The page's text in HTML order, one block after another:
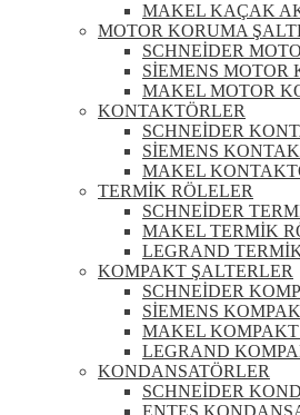
MAKEL KAÇAK
MOTOR KORUMA
SCHNEİDER
SİEMENS MOTOR
MAKEL MOTOR
KONTAKTÖRLER
SCHNEİDER
SİEMENS
MAKEL
TERMİK RÖLELER
SCHNEİDER
MAKEL TERMİK
LEGRAND
KOMPAKT ŞALTERLER
SCHNEİDER
SİEMENS
MAKEL KOMPAKT
LEGRAND
KONDANSATÖRLER
SCHNEİDER
ENTES